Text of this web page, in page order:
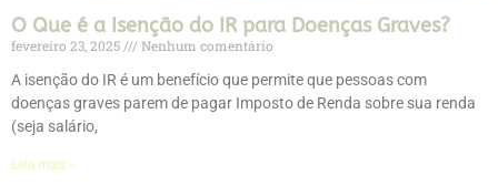
O Que é a Isenção do IR para Doenças Graves?
fevereiro 23, 2025
Nenhum comentário
A isenção do IR é um benefício que permite que pessoas com
doenças graves parem de pagar Imposto de Renda sobre sua renda
(seja salário,
Leia mais »